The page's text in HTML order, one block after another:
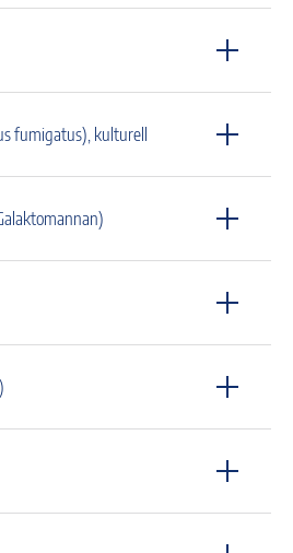
fumigatus), kulturell